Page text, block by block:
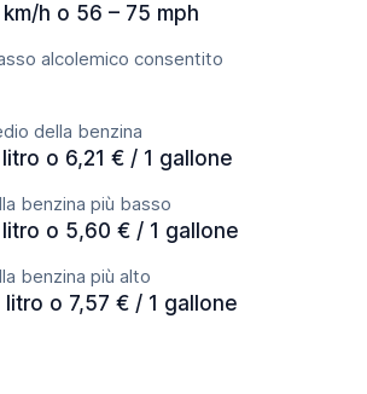
h o 56 – 75 mph
alcolemico consentito
della benzina
o 6,21 € / 1 gallone
benzina più basso
litro o 5,60 € / 1 gallone
benzina più alto
o 7,57 € / 1 gallone